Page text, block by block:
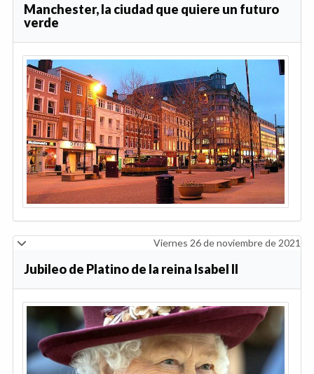
Manchester, la ciudad que quiere un futuro
verde
Viernes 26 de noviembre de 2021
Jubileo de Platino de la reina Isabel II